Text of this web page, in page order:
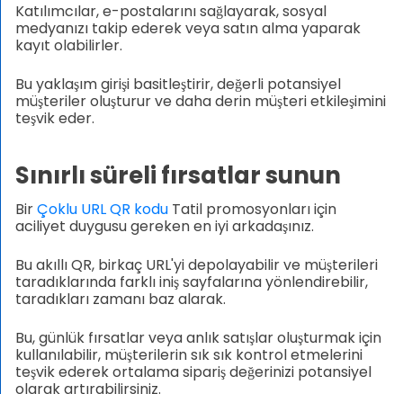
Katılımcılar, e-postalarını sağlayarak, sosyal
medyanızı takip ederek veya satın alma yaparak
kayıt olabilirler.
Bu yaklaşım girişi basitleştirir, değerli potansiyel
müşteriler oluşturur ve daha derin müşteri etkileşimini
teşvik eder.
Sınırlı süreli fırsatlar sunun
BirÇoklu URL QR koduTatil promosyonları için
aciliyet duygusu gereken en iyi arkadaşınız.
Bu akıllı QR, birkaç URL'yi depolayabilir ve müşterileri
taradıklarında farklı iniş sayfalarına yönlendirebilir,
taradıkları zamanı baz alarak.
Bu, günlük fırsatlar veya anlık satışlar oluşturmak için
kullanılabilir, müşterilerin sık sık kontrol etmelerini
teşvik ederek ortalama sipariş değerinizi potansiyel
olarak artırabilirsiniz.